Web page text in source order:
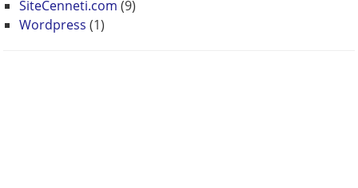
SiteCenneti.com (9)
Wordpress (1)